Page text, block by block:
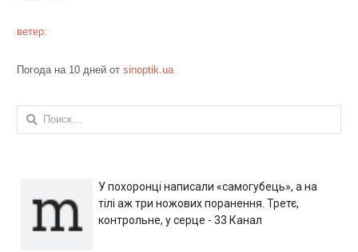
ветер:
Погода на 10 дней от sinoptik.ua
Найти:
У похоронці написали «самогубець», а на
тілі аж три ножових поранення. Третє,
контрольне, у серце - 33 Канал